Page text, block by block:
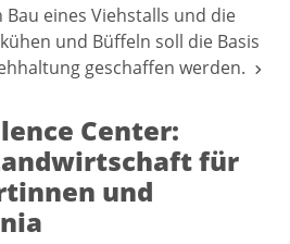
Bau eines Viehstalls und die
und Büffeln soll die Basis
geschaffen werden.
Center:
für
und